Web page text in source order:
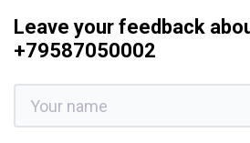
Leave your feedback
+79587050002